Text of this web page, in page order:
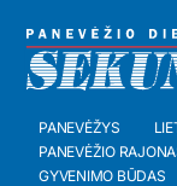
PANEVĖŽYS
PANEVĖŽIO
GYVENIMO BŪDAS